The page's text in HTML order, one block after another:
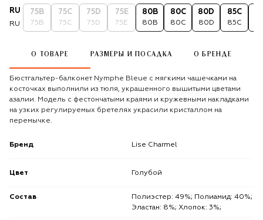
RU
RU
75B
75B
75C
75C
75D
75D
75E
75E
80B
80B
80C
80C
80D
80D
85C
85C
О ТОВАРЕ РАЗМЕРЫ И ПОСАДКА О БРЕНДЕ
Бюстгальтер-балконет Nymphe Bleue с мягкими чашечками на
косточках выполнили из тюля, украшенного вышитыми цветами
азалии. Модель с фестончатыми краями и кружевными накладками
на узких регулируемых бретелях украсили кристаллом на
перемычке.
Бренд Lise Charmel
Цвет Голубой
Состав
Полиэстер: 49%; Полиамид: 40%;
Эластан: 8%; Хлопок: 3%;